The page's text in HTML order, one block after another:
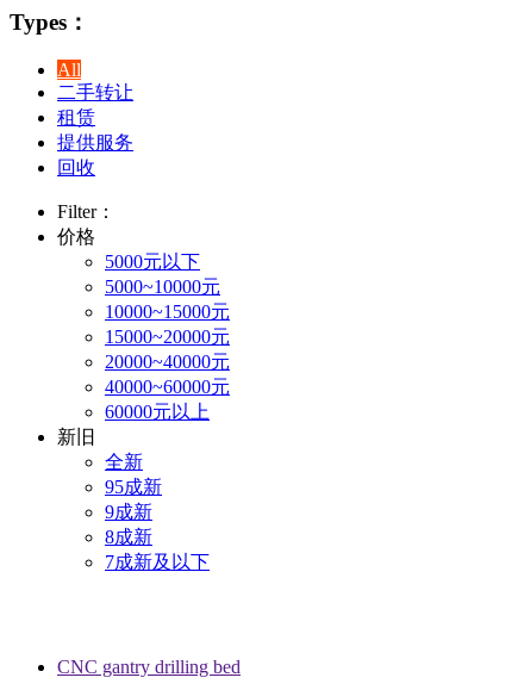
Types：
All
二手转让
租赁
提供服务
回收
Filter：
价格
5000元以下
5000~10000元
10000~15000元
15000~20000元
20000~40000元
40000~60000元
60000元以上
新旧
全新
95成新
9成新
8成新
7成新及以下
CNC gantry drilling bed